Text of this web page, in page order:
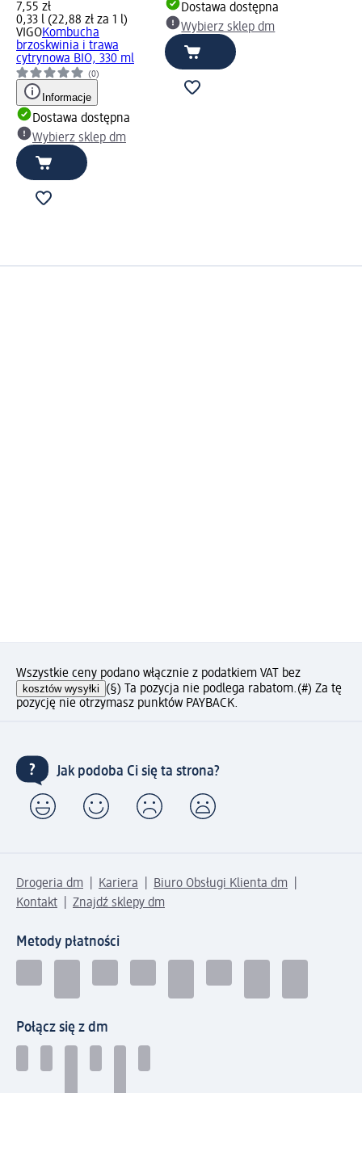
7,55 zł
0,33 l (22,88 zł za 1 l)
VIGOKombucha
brzoskwinia i trawa
cytrynowa BIO, 330 ml
(0)
Informacje
Dostawa dostępna
Wybierz sklep dm
Dostawa dostępna
Wybierz sklep dm
Wszystkie ceny podano włącznie z podatkiem VAT bez
kosztów wysyłki (§) Ta pozycja nie podlega rabatom.(#) Za tę
pozycję nie otrzymasz punktów PAYBACK.
Jak podoba Ci się ta strona?
Drogeria dm Kariera
Biuro Obsługi Klienta dm
Kontakt
Znajdź sklepy dm
Metody płatności
Połącz się z dm